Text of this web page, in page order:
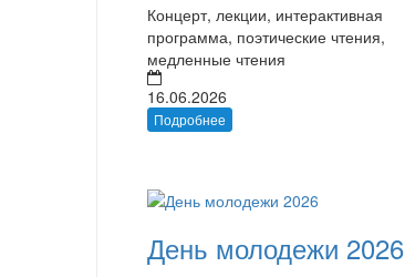
Концерт, лекции, интерактивная
программа, поэтические чтения,
медленные чтения
16.06.2026
Подробнее
День молодежи 2026